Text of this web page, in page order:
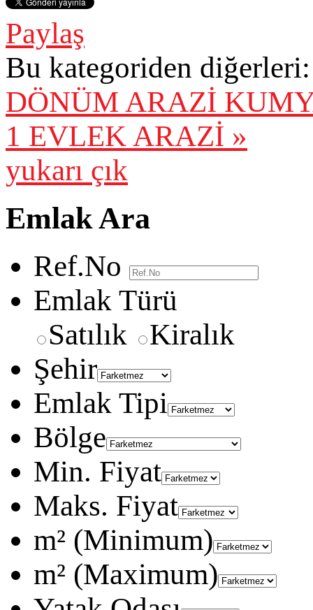
Paylaş
Bu kategoriden diğerleri:
DÖNÜM ARAZİ
1 EVLEK ARAZİ »
yukarı çık
Emlak Ara
Ref.No
Emlak Türü
Satılık
Kiralık
Şehir
Emlak Tipi
Bölge
Min. Fiyat
Maks. Fiyat
m² (Minimum)
m² (Maximum)